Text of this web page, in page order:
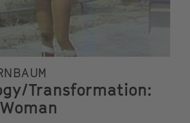
Transformation: